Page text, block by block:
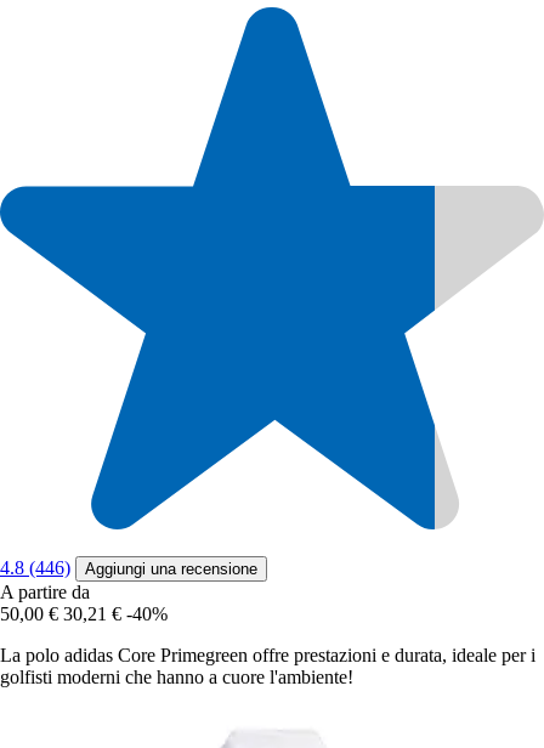
4.8 (446) Aggiungi una recensione
A partire da
50,00 € 30,21 € -40%
La polo adidas Core Primegreen offre prestazioni e durata, ideale per i
golfisti moderni che hanno a cuore l'ambiente!